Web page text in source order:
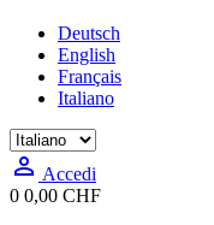
Deutsch
English
Français
Italiano
 Accedi
0 0,00 CHF